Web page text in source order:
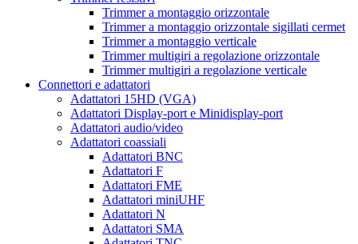
Trimmer a montaggio orizzontale
Trimmer a montaggio orizzontale sigillati cermet
Trimmer a montaggio verticale
Trimmer multigiri a regolazione orizzontale
Trimmer multigiri a regolazione verticale
Connettori e adattatori
Adattatori 15HD (VGA)
Adattatori Display-port e Minidisplay-port
Adattatori audio/video
Adattatori coassiali
Adattatori BNC
Adattatori F
Adattatori FME
Adattatori miniUHF
Adattatori N
Adattatori SMA